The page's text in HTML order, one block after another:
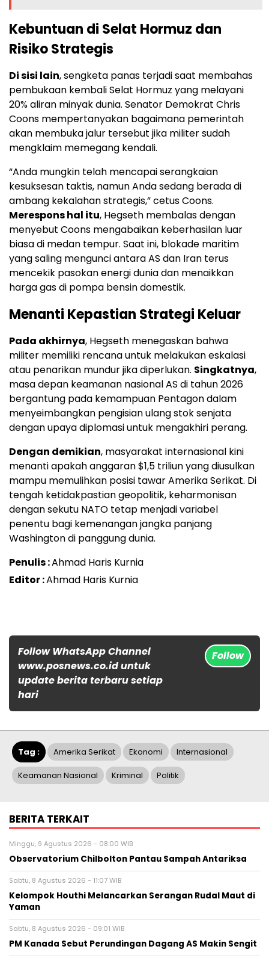
Kebuntuan di Selat Hormuz dan
Risiko Strategis
Di sisi lain, sengketa panas terjadi saat membahas
pembukaan kembali Selat Hormuz yang melayani
20% aliran minyak dunia. Senator Demokrat Chris
Coons mempertanyakan bagaimana pemerintah
akan membuka jalur tersebut jika militer sudah
mengklaim memegang kendali.
“Anda mungkin telah mencapai serangkaian
kesuksesan taktis, namun Anda sedang berada di
ambang kekalahan strategis,” cetus Coons.
Merespons hal itu, Hegseth membalas dengan
menyebut Coons mengabaikan keberhasilan luar
biasa di medan tempur. Saat ini, blokade maritim
yang saling mengunci antara AS dan Iran terus
mencekik pasokan energi dunia dan menaikkan
harga gas di pompa bensin domestik.
Menanti Kepastian Strategi Keluar
Pada akhirnya, Hegseth menegaskan bahwa
militer memiliki rencana untuk melakukan eskalasi
atau penarikan mundur jika diperlukan. Singkatnya,
masa depan keamanan nasional AS di tahun 2026
bergantung pada kemampuan Pentagon dalam
menyeimbangkan pengisian ulang stok senjata
dengan upaya diplomasi untuk mengakhiri perang.
Dengan demikian, masyarakat internasional kini
menanti apakah anggaran $1,5 triliun yang diusulkan
mampu memulihkan posisi tawar Amerika Serikat. Di
tengah ketidakpastian geopolitik, keharmonisan
dengan sekutu NATO tetap menjadi variabel
penentu bagi kemenangan jangka panjang
Washington di panggung dunia.
Penulis :Ahmad Haris Kurnia
Editor :Ahmad Haris Kurnia
Follow WhatsApp Channel
www.posnews.co.id untuk
update berita terbaru setiap
hari
Follow
Tag : Amerika Serikat Ekonomi Internasional
Keamanan Nasional Kriminal Politik
BERITA TERKAIT
Minggu, 9 Agustus 2026 - 08:00 WIB
Observatorium Chilbolton Pantau Sampah Antariksa
Sabtu, 8 Agustus 2026 - 11:07 WIB
Kelompok Houthi Melancarkan Serangan Rudal Maut di
Yaman
Sabtu, 8 Agustus 2026 - 09:01 WIB
PM Kanada Sebut Perundingan Dagang AS Makin Sengit